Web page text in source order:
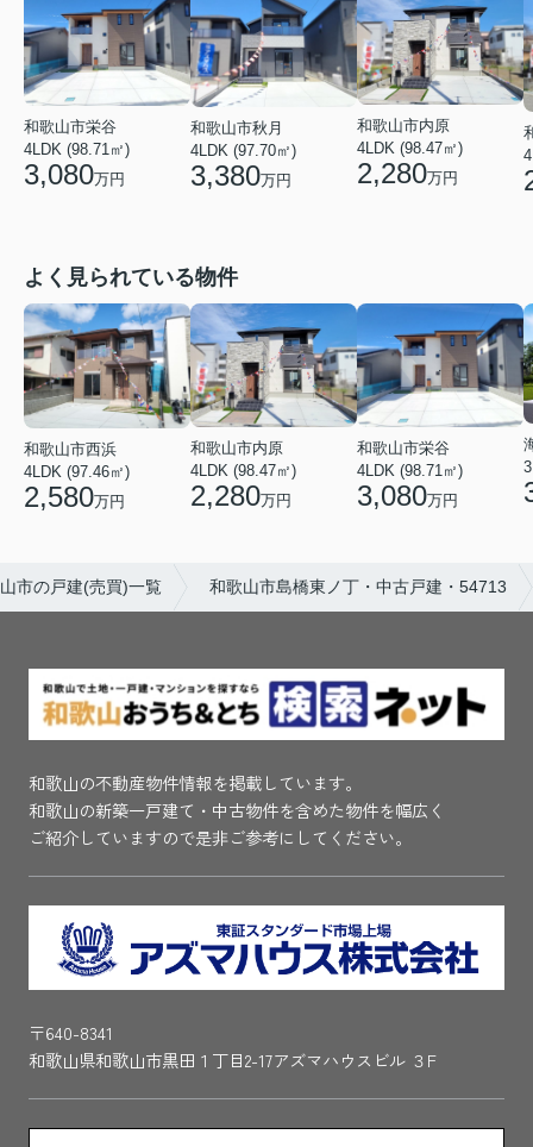
和歌山市栄谷
4LDK (98.71㎡)
3,080万円
和歌山市秋月
4LDK (97.70㎡)
3,380万円
和歌山市内原
4LDK (98.47㎡)
2,280万円
よく見られている物件
和歌山市西浜
4LDK (97.46㎡)
2,580万円
和歌山市内原
4LDK (98.47㎡)
2,280万円
和歌山市栄谷
4LDK (98.71㎡)
3,080万円
市の戸建(売買)一覧 和歌山市島橋東ノ丁・中古戸建・54713
和歌山の不動産物件情報を掲載しています。
和歌山の新築一戸建て・中古物件を含めた物件を幅広く
ご紹介していますので是非ご参考にしてください。
〒640-8341
和歌山県和歌山市黒田１丁目2-17アズマハウスビル ３F